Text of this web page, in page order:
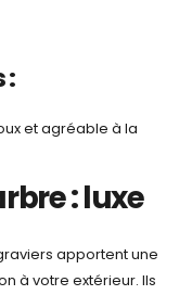
:
et agréable à la
: luxe
apportent une
à votre extérieur. Ils